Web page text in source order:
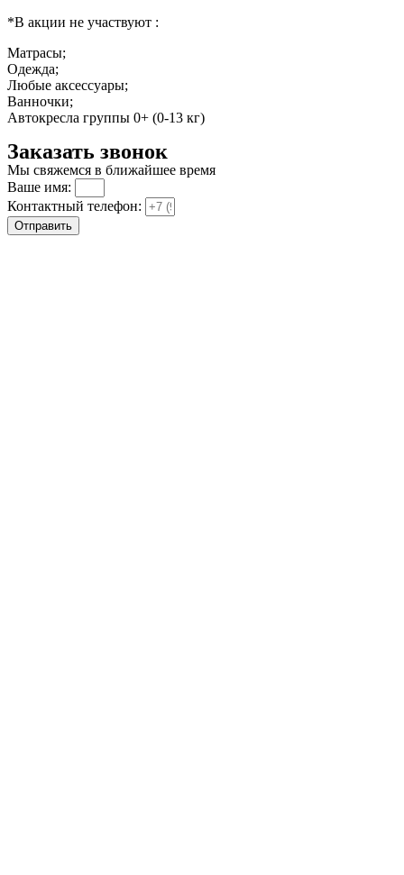
*В акции не участвуют :
Матрасы;
Одежда;
Любые аксессуары;
Ванночки;
Автокресла группы 0+ (0-13 кг)
Заказать звонок
Мы свяжемся в ближайшее время
Ваше имя:
Контактный телефон:
Отправить